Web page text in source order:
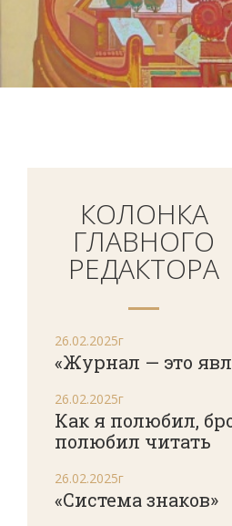
КОЛОНКА
ГЛАВНОГО
РЕДАКТОРА
26.02.2025г
«Журнал — это
26.02.2025г
Как я полюбил,
полюбил читать
26.02.2025г
«Система знаков»